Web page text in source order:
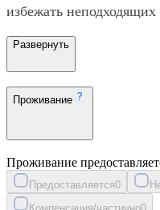
избежать неподходящих
Развернуть
Проживание
Проживание
Предоставляется0